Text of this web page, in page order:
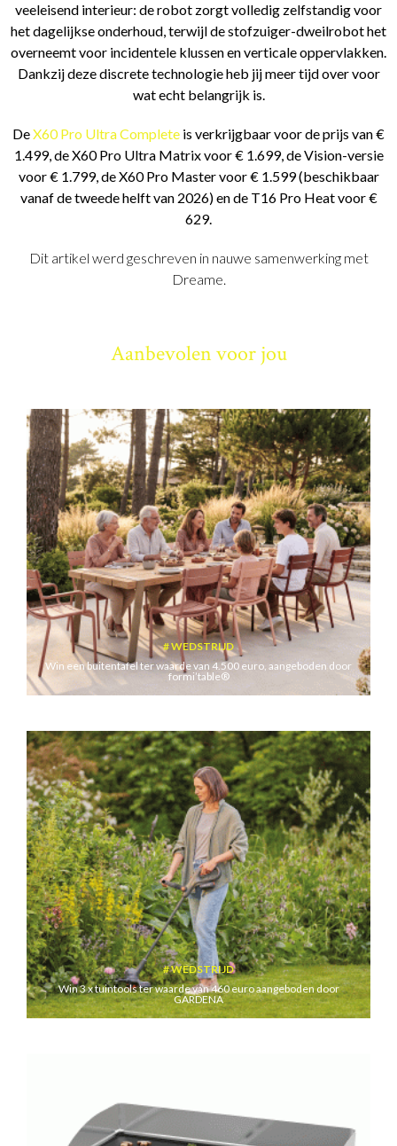
veeleisend interieur: de robot zorgt volledig zelfstandig voor
het dagelijkse onderhoud, terwijl de stofzuiger-dweilrobot het
overneemt voor incidentele klussen en verticale oppervlakken.
Dankzij deze discrete technologie heb jij meer tijd over voor
wat echt belangrijk is.
DeX60 Pro Ultra Complete is verkrijgbaar voor de prijs van €
1.499, de X60 Pro Ultra Matrix voor € 1.699, de Vision-versie
voor € 1.799, de X60 Pro Master voor € 1.599 (beschikbaar
vanaf de tweede helft van 2026) en de T16 Pro Heat voor €
629.
Dit artikel werd geschreven in nauwe samenwerking met
Dreame.
Aanbevolen voor jou
WEDSTRIJD
Win een buitentafel ter waarde van 4.500 euro, aangeboden door
formi’table®
WEDSTRIJD
Win 3 x tuintools ter waarde van 460 euro aangeboden door
GARDENA